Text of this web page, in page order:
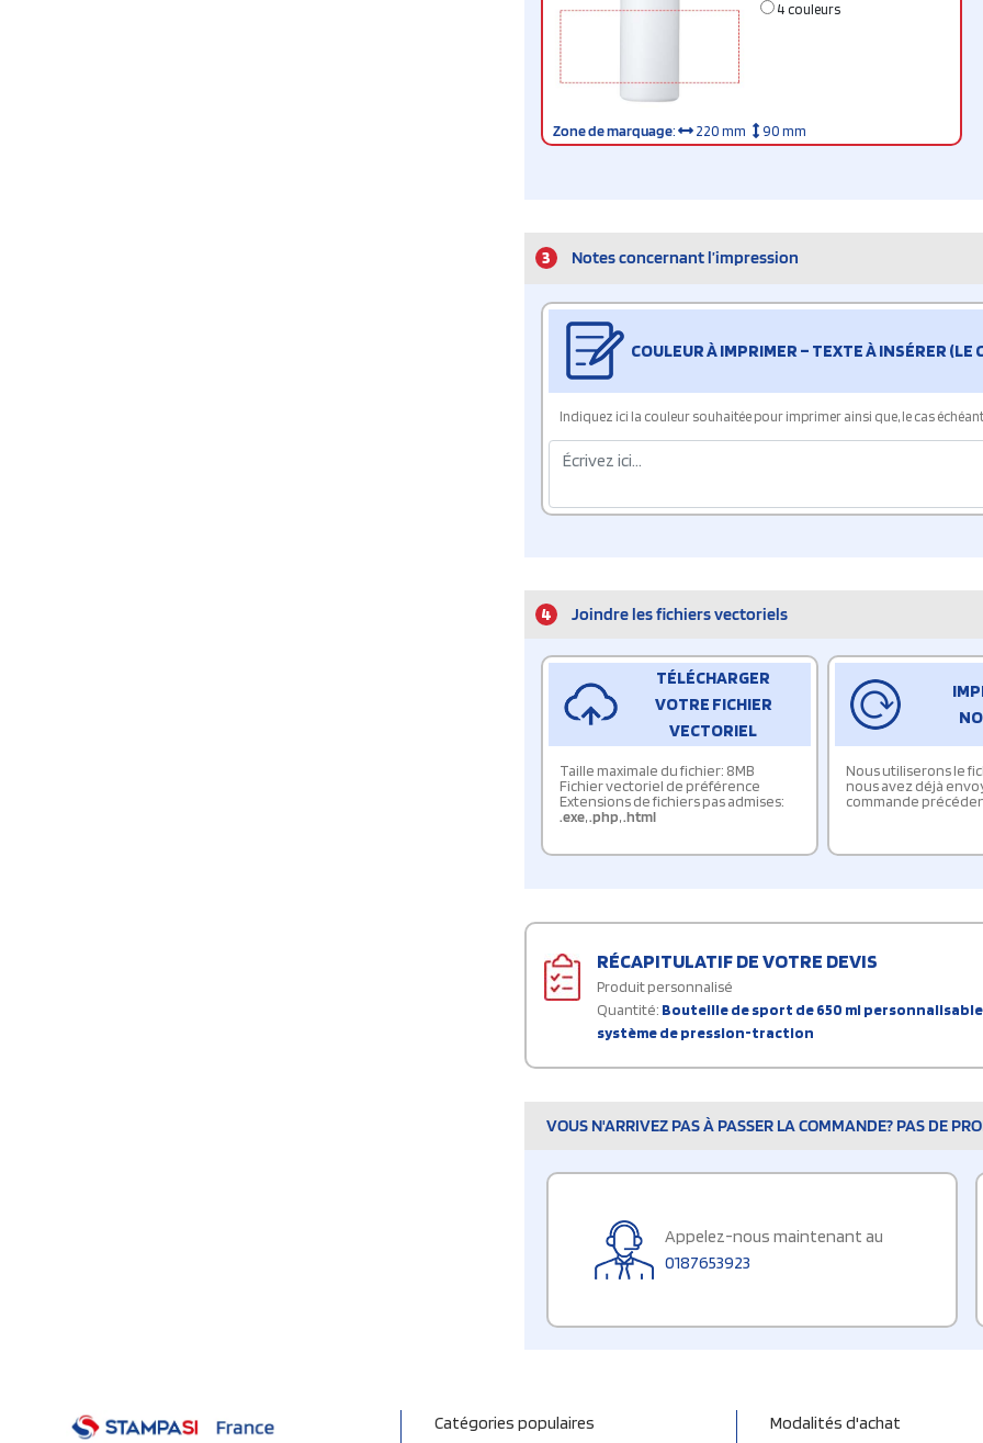
4 couleurs
Zone de marquage: 220 mm 90 mm
3 Notes concernant l’impression
COULEUR À IMPRIMER – TEXTE À INSÉRER (LE
Indiquez ici la couleur souhaitée pour imprimer ainsi que, le cas
4 Joindre les fichiers vectoriels
TÉLÉCHARGER
VOTRE FICHIER
VECTORIEL
Taille maximale du fichier: 8MB
Fichier vectoriel de préférence
Extensions de fichiers pas admises:
.exe,.php,.html
Nous utiliserons le
nous avez déjà
commande
RÉCAPITULATIF DE VOTRE DEVIS
Produit personnalisé
Quantité: Bouteille de sport de 650 ml personnalisable
système de pression-traction
VOUS N'ARRIVEZ PAS À PASSER LA COMMANDE? PAS DE
Appelez-nous maintenant au
0187653923
Catégories populaires Modalités d'achat